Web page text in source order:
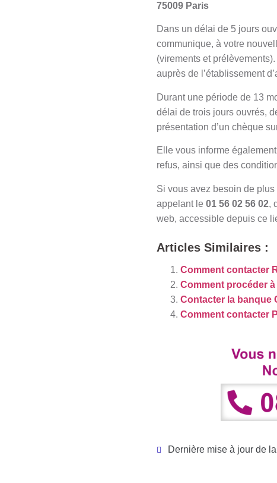
75009 Paris
Dans un délai de 5 jours
communique, à votre
(virements et
auprès de l’établissement
Durant une période de 13
délai de trois jours ouvrés,
présentation d’un chèque
Elle vous informe
refus, ainsi que des
Si vous avez besoin de
appelant le 01 56 02 56 02,
web, accessible depuis ce
Articles Similaires :
Comment contacter
Comment procéder
Contacter la banque
Comment contacter
Dernière mise à jour de